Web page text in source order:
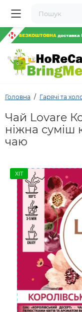
Головна Гарячі та
Чай Lovare
ніжна суміш
чаю
ХІТ